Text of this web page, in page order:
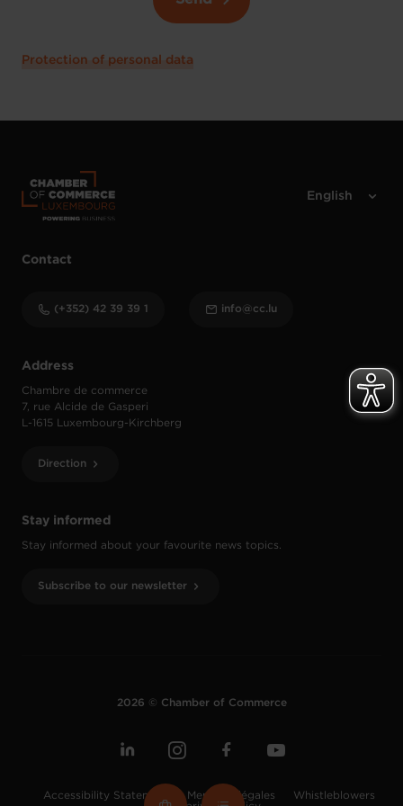
Protection of personal data
Stay informed
Stay informed about your favourite news topics.
Subscribe to our newsletter
Address
Chambre de commerce
7, rue Alcide de Gasperi
L-1615 Luxembourg-Kirchberg
Direction
Contact
(+352) 42 39 39 1 info@cc.lu
2026 © Chamber of Commerce
Accessibility Statement Mentions légales
Whistleblowers